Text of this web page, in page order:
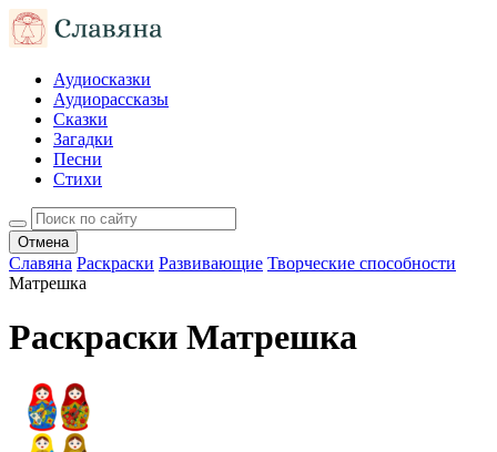
Аудиосказки
Аудиорассказы
Сказки
Загадки
Песни
Стихи
Отмена
Славяна Раскраски Развивающие Творческие способности
Матрешка
Раскраски Матрешка